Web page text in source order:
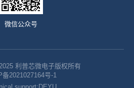
微信公众号
利普芯微电子版权所有
备2021027164号-1